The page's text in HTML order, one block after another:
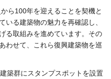
ら100年を迎えることを契機と
いる建築物の魅力を再確認し、
る取組みを進めています。その
わせて、これら復興建築物を巡
築群にスタンプスポットを設置